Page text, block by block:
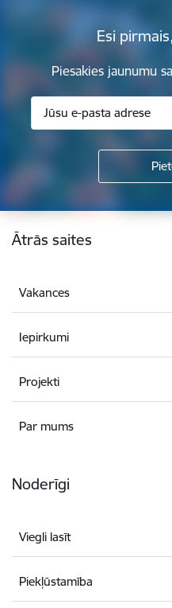
Esi
Piesakies jaunumu
Kājene
Ātrās saites
Vakances
Iepirkumi
Projekti
Par mums
Noderīgi
Viegli lasīt
Piekļūstamība